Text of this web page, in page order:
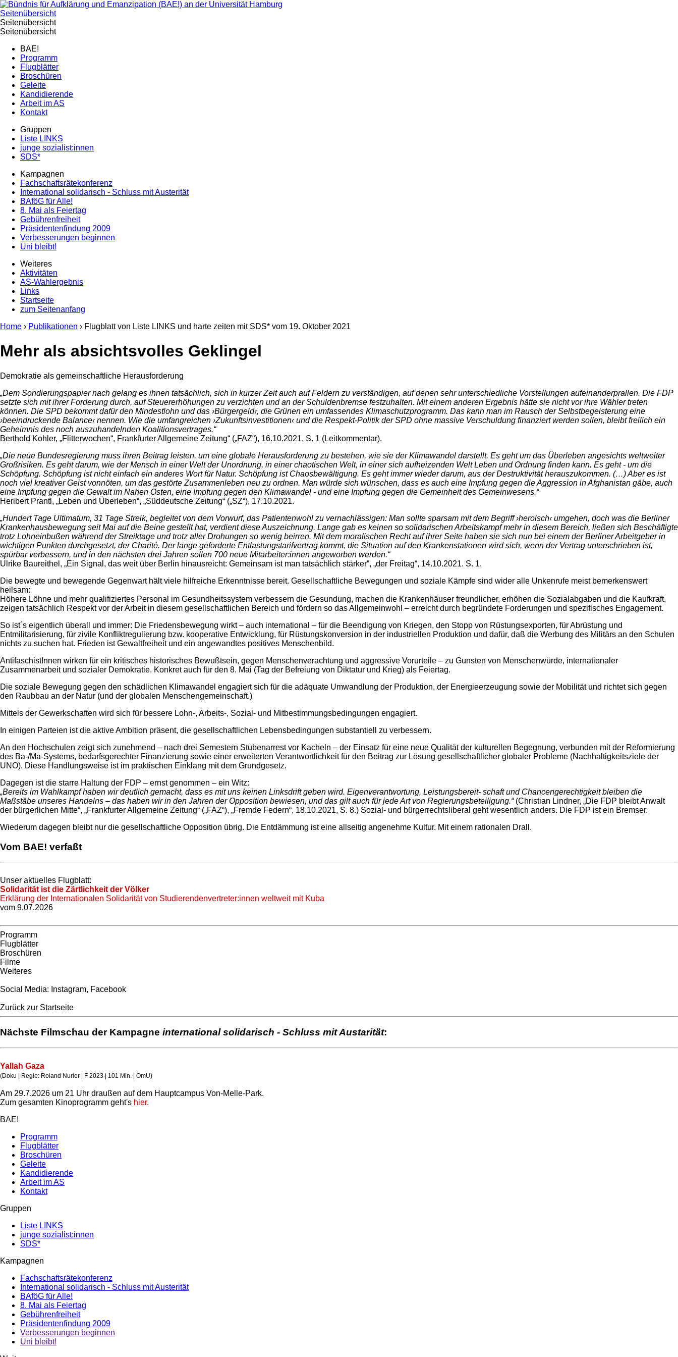
Seitenübersicht
Seitenübersicht
Seitenübersicht
BAE!
Programm
Flugblätter
Broschüren
Geleite
Kandidierende
Arbeit im AS
Kontakt
Gruppen
Liste LINKS
junge sozialist:innen
SDS*
Kampagnen
Fachschaftsrätekonferenz
International solidarisch - Schluss mit Austerität
BAföG für Alle!
8. Mai als Feiertag
Gebührenfreiheit
Präsidentenfindung 2009
Verbesserungen beginnen
Uni bleibt!
Weiteres
Aktivitäten
AS-Wahlergebnis
Links
Startseite
zum Seitenanfang
Home › Publikationen › Flugblatt von Liste LINKS und harte zeiten mit SDS* vom 19. Oktober 2021
Mehr als absichtsvolles Geklingel
Demokratie als gemeinschaftliche Herausforderung
„Dem Sondierungspapier nach gelang es ihnen tatsächlich, sich in kurzer Zeit auch auf Feldern zu verständigen, auf denen sehr unterschiedliche Vorstellungen aufeinanderprallen. Die FDP
setzte sich mit ihrer Forderung durch, auf Steuererhöhungen zu verzichten und an der Schuldenbremse festzuhalten. Mit einem anderen Ergebnis hätte sie nicht vor ihre Wähler treten
können. Die SPD bekommt dafür den Mindestlohn und das ›Bürgergeld‹, die Grünen ein umfassendes Klimaschutzprogramm. Das kann man im Rausch der Selbstbegeisterung eine
›beeindruckende Balance‹ nennen. Wie die umfangreichen ›Zukunftsinvestitionen‹ und die Respekt-Politik der SPD ohne massive Verschuldung finanziert werden sollen, bleibt freilich ein
Geheimnis des noch auszuhandelnden Koalitionsvertrages.“
Berthold Kohler, „Flitterwochen“, Frankfurter Allgemeine Zeitung“ („FAZ“), 16.10.2021, S. 1 (Leitkommentar).
„Die neue Bundesregierung muss ihren Beitrag leisten, um eine globale Herausforderung zu bestehen, wie sie der Klimawandel darstellt. Es geht um das Überleben angesichts weltweiter
Großrisiken. Es geht darum, wie der Mensch in einer Welt der Unordnung, in einer chaotischen Welt, in einer sich aufheizenden Welt Leben und Ordnung finden kann. Es geht - um die
Schöpfung. Schöpfung ist nicht einfach ein anderes Wort für Natur. Schöpfung ist Chaosbewältigung. Es geht immer wieder darum, aus der Destruktivität herauszukommen. (…) Aber es ist
noch viel kreativer Geist vonnöten, um das gestörte Zusammenleben neu zu ordnen. Man würde sich wünschen, dass es auch eine Impfung gegen die Aggression in Afghanistan gäbe, auch
eine Impfung gegen die Gewalt im Nahen Osten, eine Impfung gegen den Klimawandel - und eine Impfung gegen die Gemeinheit des Gemeinwesens.“
Heribert Prantl, „Leben und Überleben“, „Süddeutsche Zeitung“ („SZ“), 17.10.2021.
„Hundert Tage Ultimatum, 31 Tage Streik, begleitet von dem Vorwurf, das Patientenwohl zu vernachlässigen: Man sollte sparsam mit dem Begriff ›heroisch‹ umgehen, doch was die Berliner
Krankenhausbewegung seit Mai auf die Beine gestellt hat, verdient diese Auszeichnung. Lange gab es keinen so solidarischen Arbeitskampf mehr in diesem Bereich, ließen sich Beschäftigte
trotz Lohneinbußen während der Streiktage und trotz aller Drohungen so wenig beirren. Mit dem moralischen Recht auf ihrer Seite haben sie sich nun bei einem der Berliner Arbeitgeber in
wichtigen Punkten durchgesetzt, der Charité. Der lange geforderte Entlastungstarifvertrag kommt, die Situation auf den Krankenstationen wird sich, wenn der Vertrag unterschrieben ist,
spürbar verbessern, und in den nächsten drei Jahren sollen 700 neue Mitarbeiter:innen angeworben werden.“
Ulrike Baureithel, „Ein Signal, das weit über Berlin hinausreicht: Gemeinsam ist man tatsächlich stärker“, „der Freitag“, 14.10.2021. S. 1.
Die bewegte und bewegende Gegenwart hält viele hilfreiche Erkenntnisse bereit. Gesellschaftliche Bewegungen und soziale Kämpfe sind wider alle Unkenrufe meist bemerkenswert
heilsam:
Höhere Löhne und mehr qualifiziertes Personal im Gesundheitssystem verbessern die Gesundung, machen die Krankenhäuser freundlicher, erhöhen die Sozialabgaben und die Kaufkraft,
zeigen tatsächlich Respekt vor der Arbeit in diesem gesellschaftlichen Bereich und fördern so das Allgemeinwohl – erreicht durch begründete Forderungen und spezifisches Engagement.
So ist´s eigentlich überall und immer: Die Friedensbewegung wirkt – auch international – für die Beendigung von Kriegen, den Stopp von Rüstungsexporten, für Abrüstung und
Entmilitarisierung, für zivile Konfliktregulierung bzw. kooperative Entwicklung, für Rüstungskonversion in der industriellen Produktion und dafür, daß die Werbung des Militärs an den Schulen
nichts zu suchen hat. Frieden ist Gewaltfreiheit und ein angewandtes positives Menschenbild.
AntifaschistInnen wirken für ein kritisches historisches Bewußtsein, gegen Menschenverachtung und aggressive Vorurteile – zu Gunsten von Menschenwürde, internationaler
Zusammenarbeit und sozialer Demokratie. Konkret auch für den 8. Mai (Tag der Befreiung von Diktatur und Krieg) als Feiertag.
Die soziale Bewegung gegen den schädlichen Klimawandel engagiert sich für die adäquate Umwandlung der Produktion, der Energieerzeugung sowie der Mobilität und richtet sich gegen
den Raubbau an der Natur (und der globalen Menschengemeinschaft.)
Mittels der Gewerkschaften wird sich für bessere Lohn-, Arbeits-, Sozial- und Mitbestimmungsbedingungen engagiert.
In einigen Parteien ist die aktive Ambition präsent, die gesellschaftlichen Lebensbedingungen substantiell zu verbessern.
An den Hochschulen zeigt sich zunehmend – nach drei Semestern Stubenarrest vor Kacheln – der Einsatz für eine neue Qualität der kulturellen Begegnung, verbunden mit der Reformierung
des Ba-/Ma-Systems, bedarfsgerechter Finanzierung sowie einer erweiterten Verantwortlichkeit für den Beitrag zur Lösung gesellschaftlicher globaler Probleme (Nachhaltigkeitsziele der
UNO). Diese Handlungsweise ist im praktischen Einklang mit dem Grundgesetz.
Dagegen ist die starre Haltung der FDP – ernst genommen – ein Witz:
„Bereits im Wahlkampf haben wir deutlich gemacht, dass es mit uns keinen Linksdrift geben wird. Eigenverantwortung, Leistungsbereit- schaft und Chancengerechtigkeit bleiben die
Maßstäbe unseres Handelns – das haben wir in den Jahren der Opposition bewiesen, und das gilt auch für jede Art von Regierungsbeteiligung.“ (Christian Lindner, „Die FDP bleibt Anwalt
der bürgerlichen Mitte“, „Frankfurter Allgemeine Zeitung“ („FAZ“), „Fremde Federn“, 18.10.2021, S. 8.) Sozial- und bürgerrechtsliberal geht wesentlich anders. Die FDP ist ein Bremser.
Wiederum dagegen bleibt nur die gesellschaftliche Opposition übrig. Die Entdämmung ist eine allseitig angenehme Kultur. Mit einem rationalen Drall.
Vom BAE! verfaßt
Unser aktuelles Flugblatt:
Solidarität ist die Zärtlichkeit der Völker
Erklärung der Internationalen Solidarität von Studierendenvertreter:innen weltweit mit Kuba
vom 9.07.2026
Programm
Flugblätter
Broschüren
Filme
Weiteres
Social Media: Instagram, Facebook
Zurück zur Startseite
Nächste Filmschau der Kampagne international solidarisch - Schluss mit Austarität:
Yallah Gaza
(Doku | Regie: Roland Nurier | F 2023 | 101 Min. | OmU)
Am 29.7.2026 um 21 Uhr draußen auf dem Hauptcampus Von-Melle-Park.
Zum gesamten Kinoprogramm geht's hier.
BAE!
Programm
Flugblätter
Broschüren
Geleite
Kandidierende
Arbeit im AS
Kontakt
Gruppen
Liste LINKS
junge sozialist:innen
SDS*
Kampagnen
Fachschaftsrätekonferenz
International solidarisch - Schluss mit Austerität
BAföG für Alle!
8. Mai als Feiertag
Gebührenfreiheit
Präsidentenfindung 2009
Verbesserungen beginnen
Uni bleibt!